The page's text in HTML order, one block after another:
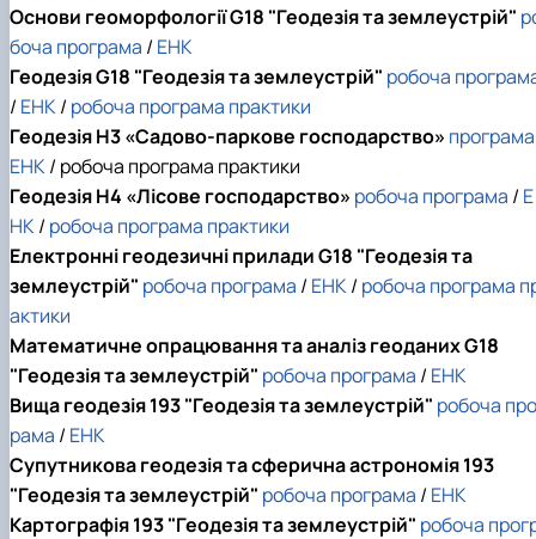
Основи геоморфології G18 "Геодезія та землеустрій"
боча програма / ЕНК
Геодезія G18 "Геодезія та землеустрій" робоча
/ ЕНК/ робоча програма практики
ГеодезіяH3 «Садово-паркове господарство» програма
ЕНК/ робоча програма практики
Геодезія H4 «Лісове господарство» робоча програма / Е
НК/ робоча програма практики
Електронні геодезичні прилади G18 "Геодезія та
землеустрій" робоча програма / ЕНК/ робоча програма
актики
Математичне опрацювання та аналіз геоданих G18
"Геодезія та землеустрій" робоча програма / ЕНК
Вища геодезія 193 "Геодезія та землеустрій" робоча
рама / ЕНК
Супутникова геодезія та сферична астрономія 193
"Геодезія та землеустрій" робоча програма / ЕНК
Картографія 193 "Геодезія та землеустрій" робоча